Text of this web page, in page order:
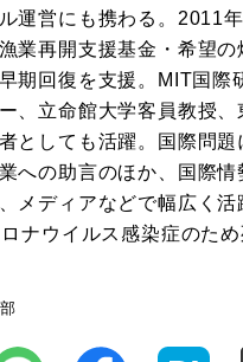
運営にも携わる。2011
業再開支援基金・希望の
期回復を支援。MIT国際
、立命館大学客員教授、
としても活躍。国際問題
への助言のほか、国際情
メディアなどで幅広く
ナウイルス感染症のた